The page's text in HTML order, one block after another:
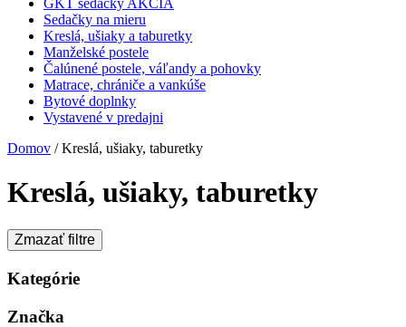
GKT sedačky AKCIA
Sedačky na mieru
Kreslá, ušiaky a taburetky
Manželské postele
Čalúnené postele, váľandy a pohovky
Matrace, chrániče a vankúše
Bytové doplnky
Vystavené v predajni
Domov / Kreslá, ušiaky, taburetky
Kreslá, ušiaky, taburetky
Zmazať filtre
Kategórie
Značka